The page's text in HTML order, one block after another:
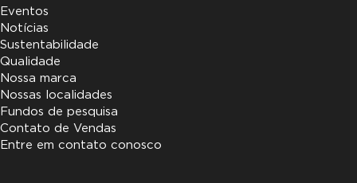
Eventos
Notícias
Sustentabilidade
Qualidade
Nossa marca
Nossas localidades
Fundos de pesquisa
Contato de Vendas
Entre em contato conosco